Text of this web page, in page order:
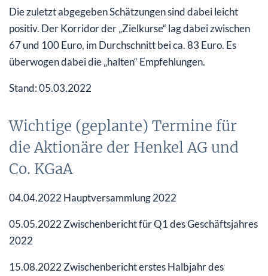
Die zuletzt abgegeben Schätzungen sind dabei leicht
positiv. Der Korridor der „Zielkurse“ lag dabei zwischen
67 und 100 Euro, im Durchschnitt bei ca. 83 Euro. Es
überwogen dabei die „halten“ Empfehlungen.
Stand: 05.03.2022
Wichtige (geplante) Termine für
die Aktionäre der Henkel AG und
Co. KGaA
04.04.2022 Hauptversammlung 2022
05.05.2022 Zwischenbericht für Q1 des Geschäftsjahres
2022
15.08.2022 Zwischenbericht erstes Halbjahr des